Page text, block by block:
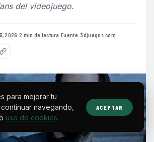
del videojuego.
2026 ·2 min de lectura ·Fuente:3djuegos.com
para mejorar tu
navegando,
uso de cookies.
ACEPTAR